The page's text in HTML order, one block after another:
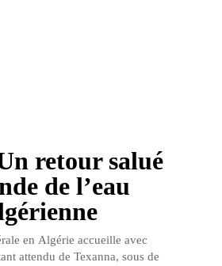
retour salué
de l’eau
en Algérie accueille avec
attendu de Texanna, sous de